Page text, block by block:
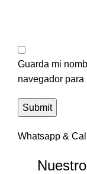
Guarda mi
navegador para
Whatsapp &